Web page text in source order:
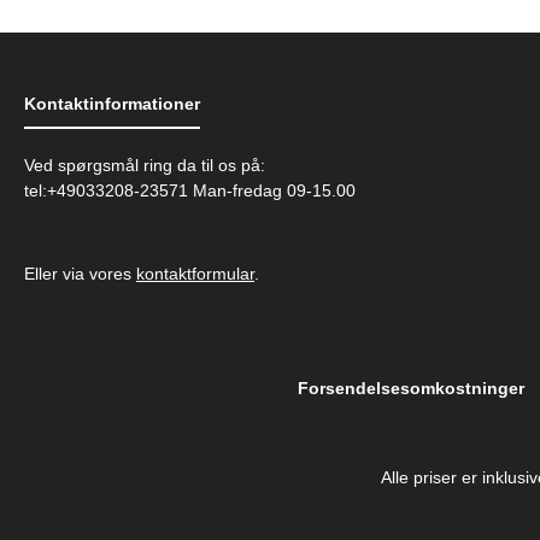
Kontaktinformationer
Ved spørgsmål ring da til os på:
tel:+49033208-23571 Man-fredag 09-15.00
Eller via vores kontaktformular.
Forsendelsesomkostninger
Alle priser er